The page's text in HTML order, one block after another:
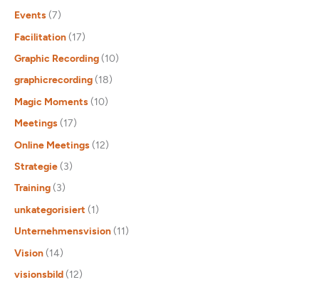
Events (7)
Facilitation (17)
Graphic Recording (10)
graphicrecording (18)
Magic Moments (10)
Meetings (17)
Online Meetings (12)
Strategie (3)
Training (3)
unkategorisiert (1)
Unternehmensvision (11)
Vision (14)
visionsbild (12)